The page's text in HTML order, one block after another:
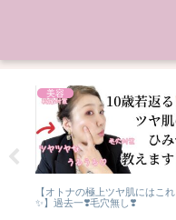
美容
【オトナの極上ツヤ肌にはこれ
✨】過去一❣️毛穴無し❣️